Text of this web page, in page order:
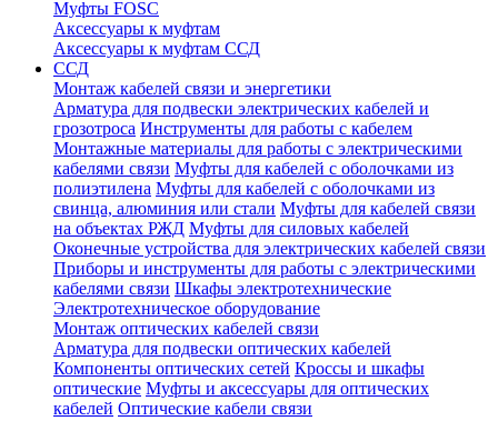
Муфты FOSC
Аксессуары к муфтам
Аксессуары к муфтам ССД
ССД
Монтаж кабелей связи и энергетики
Арматура для подвески электрических кабелей и
грозотроса Инструменты для работы с кабелем
Монтажные материалы для работы с электрическими
кабелями связи Муфты для кабелей с оболочками из
полиэтилена Муфты для кабелей с оболочками из
свинца, алюминия или стали Муфты для кабелей связи
на объектах РЖД Муфты для силовых кабелей
Оконечные устройства для электрических кабелей связи
Приборы и инструменты для работы с электрическими
кабелями связи Шкафы электротехнические
Электротехническое оборудование
Монтаж оптических кабелей связи
Арматура для подвески оптических кабелей
Компоненты оптических сетей Кроссы и шкафы
оптические Муфты и аксессуары для оптических
кабелей Оптические кабели связи